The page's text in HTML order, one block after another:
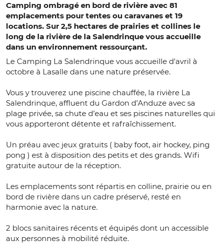
Camping ombragé en bord de rivière avec 81
emplacements pour tentes ou caravanes et 19
locations. Sur 2,5 hectares de prairies et collines le
long de la rivière de la Salendrinque vous accueille
dans un environnement ressourçant.
Le Camping La Salendrinque vous accueille d'avril à
octobre à Lasalle dans une nature préservée.
Vous y trouverez une piscine chauffée, la rivière La
Salendrinque, affluent du Gardon d’Anduze avec sa
plage privée, sa chute d’eau et ses piscines naturelles qui
vous apporteront détente et rafraîchissement.
Un préau avec jeux gratuits ( baby foot, air hockey, ping
pong ) est à disposition des petits et des grands. Wifi
gratuite autour de la réception.
Les emplacements sont répartis en colline, prairie ou en
bord de rivière dans un cadre préservé, resté en
harmonie avec la nature.
2 blocs sanitaires récents et équipés dont un accessible
aux personnes à mobilité réduite.